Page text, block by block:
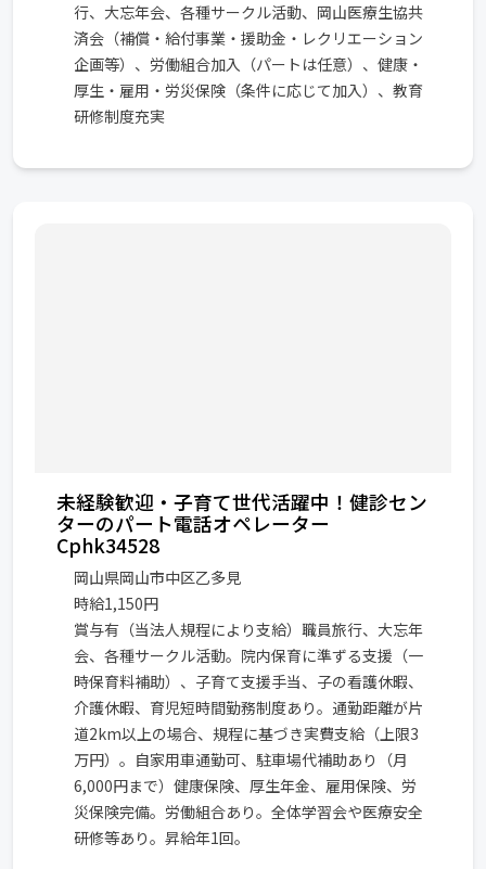
行、大忘年会、各種サークル活動、岡山医療生協共
済会（補償・給付事業・援助金・レクリエーション
企画等）、労働組合加入（パートは任意）、健康・
厚生・雇用・労災保険（条件に応じて加入）、教育
研修制度充実
未経験歓迎・子育て世代活躍中！健診セン
ターのパート電話オペレーター
Cphk34528
岡山県岡山市中区乙多見
時給1,150円
賞与有（当法人規程により支給）職員旅行、大忘年
会、各種サークル活動。院内保育に準ずる支援（一
時保育料補助）、子育て支援手当、子の看護休暇、
介護休暇、育児短時間勤務制度あり。通勤距離が片
道2km以上の場合、規程に基づき実費支給（上限3
万円）。自家用車通勤可、駐車場代補助あり（月
6,000円まで）健康保険、厚生年金、雇用保険、労
災保険完備。労働組合あり。全体学習会や医療安全
研修等あり。昇給年1回。